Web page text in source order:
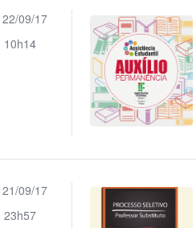
22/09/17
10h14
21/09/17
23h57